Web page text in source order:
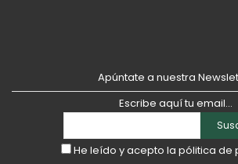
Apúntate a nuestra
Escribe aquí tu email...
He leído y acepto la pólitica de